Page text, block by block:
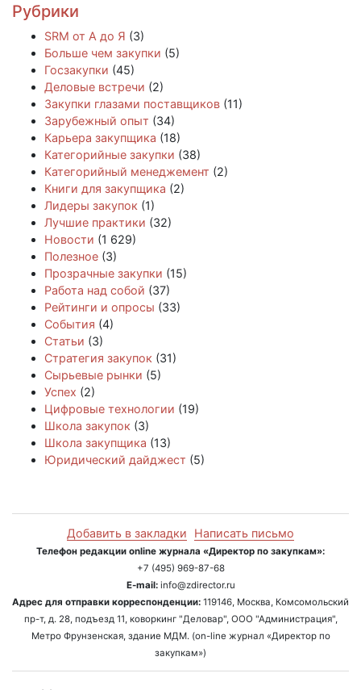
Рубрики
SRM от А до Я (3)
Больше чем закупки (5)
Госзакупки (45)
Деловые встречи (2)
Закупки глазами поставщиков (11)
Зарубежный опыт (34)
Карьера закупщика (18)
Категорийные закупки (38)
Категорийный менеджемент (2)
Книги для закупщика (2)
Лидеры закупок (1)
Лучшие практики (32)
Новости (1 629)
Полезное (3)
Прозрачные закупки (15)
Работа над собой (37)
Рейтинги и опросы (33)
События (4)
Статьи (3)
Стратегия закупок (31)
Сырьевые рынки (5)
Успех (2)
Цифровые технологии (19)
Школа закупок (3)
Школа закупщика (13)
Юридический дайджест (5)
Добавить в закладки Написать письмо
Телефон редакции online журнала «Директор по закупкам»:
+7 (495) 969-87-68
E-mail:info@zdirector.ru
Адрес для отправки корреспонденции: 119146, Москва, Комсомольский
пр-т, д. 28, подъезд 11, коворкинг "Деловар", ООО "Администрация",
Метро Фрунзенская, здание МДМ. (on-line журнал «Директор по
закупкам»)